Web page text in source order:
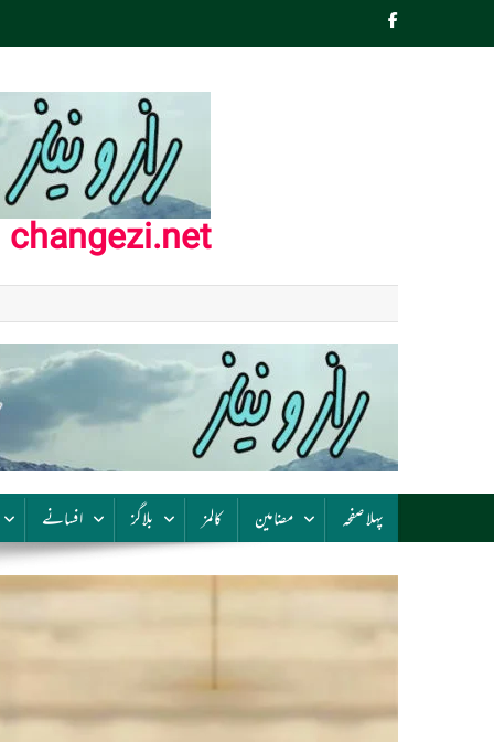
to
changezi.net
پہلا صفحہ مضامین کالمز بلاگز افسانے